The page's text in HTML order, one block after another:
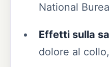
National
Effetti sulla
dolore al